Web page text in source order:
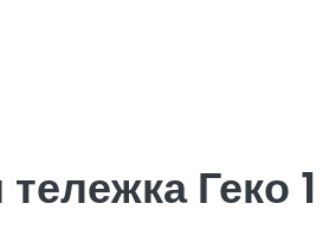
Геко 1